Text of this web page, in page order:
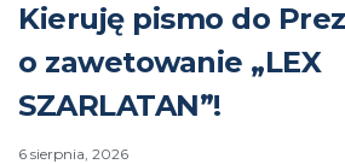
Kieruję pismo do
o zawetowanie „LEX
SZARLATAN”!
6 sierpnia, 2026